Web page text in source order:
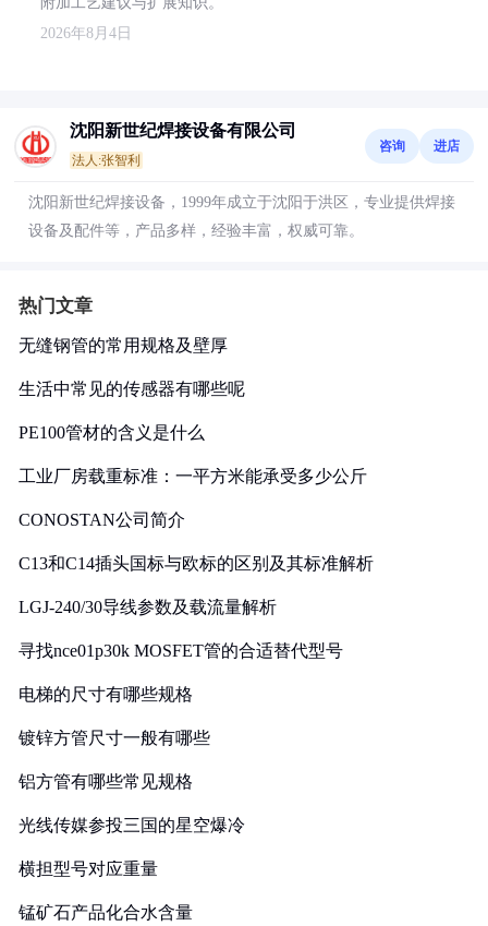
2026年8月4日
沈阳新世纪焊接设备有限公司
法人:张智利
咨询 进店
沈阳新世纪焊接设备，1999年成立于沈阳于洪区，专业提供焊接
设备及配件等，产品多样，经验丰富，权威可靠。
热门文章
无缝钢管的常用规格及壁厚
生活中常见的传感器有哪些呢
PE100管材的含义是什么
工业厂房载重标准：一平方米能承受多少公斤
CONOSTAN公司简介
C13和C14插头国标与欧标的区别及其标准解析
LGJ-240/30导线参数及载流量解析
寻找nce01p30k MOSFET管的合适替代型号
电梯的尺寸有哪些规格
镀锌方管尺寸一般有哪些
铝方管有哪些常见规格
光线传媒参投三国的星空爆冷
横担型号对应重量
锰矿石产品化合水含量